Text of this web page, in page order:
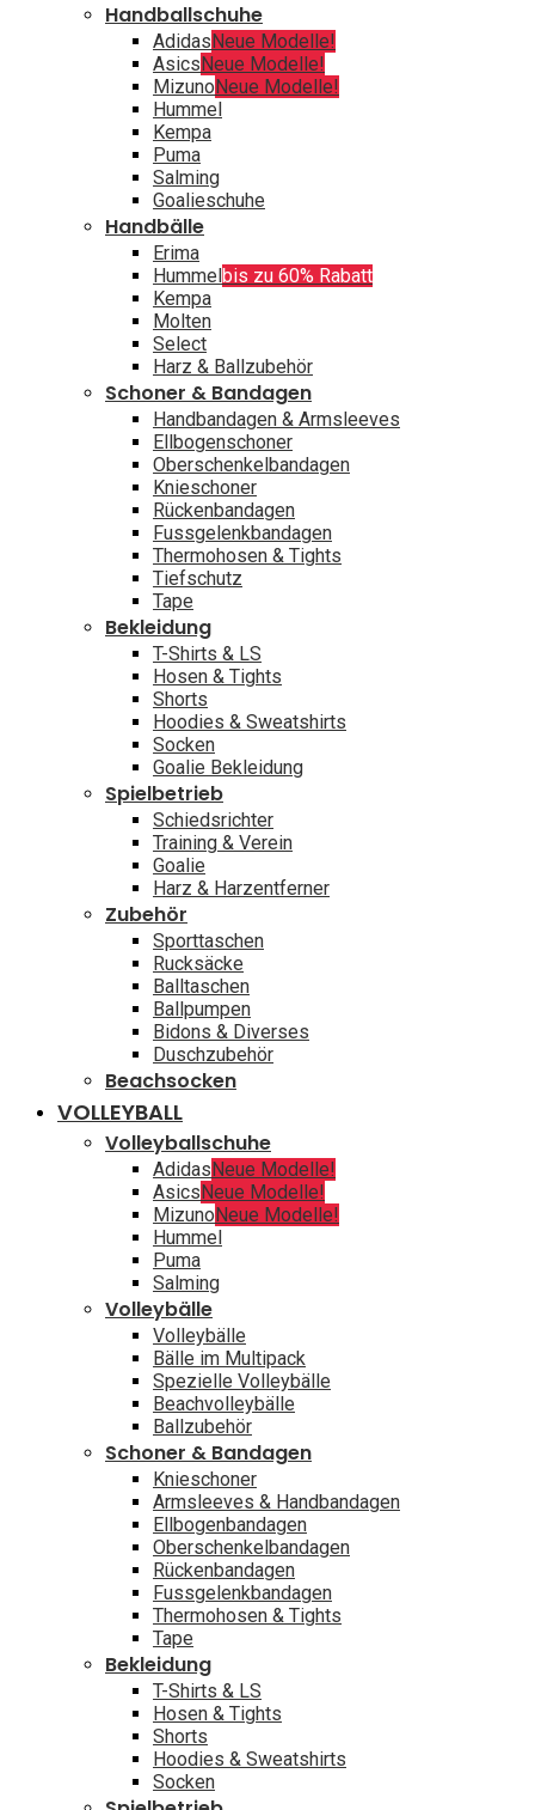
Handballschuhe
AdidasNeue Modelle!
AsicsNeue Modelle!
MizunoNeue Modelle!
Hummel
Kempa
Puma
Salming
Goalieschuhe
Handbälle
Erima
Hummelbis zu 60% Rabatt
Kempa
Molten
Select
Harz & Ballzubehör
Schoner & Bandagen
Handbandagen & Armsleeves
Ellbogenschoner
Oberschenkelbandagen
Knieschoner
Rückenbandagen
Fussgelenkbandagen
Thermohosen & Tights
Tiefschutz
Tape
Bekleidung
T-Shirts & LS
Hosen & Tights
Shorts
Hoodies & Sweatshirts
Socken
Goalie Bekleidung
Spielbetrieb
Schiedsrichter
Training & Verein
Goalie
Harz & Harzentferner
Zubehör
Sporttaschen
Rucksäcke
Balltaschen
Ballpumpen
Bidons & Diverses
Duschzubehör
Beachsocken
VOLLEYBALL
Volleyballschuhe
AdidasNeue Modelle!
AsicsNeue Modelle!
MizunoNeue Modelle!
Hummel
Puma
Salming
Volleybälle
Volleybälle
Bälle im Multipack
Spezielle Volleybälle
Beachvolleybälle
Ballzubehör
Schoner & Bandagen
Knieschoner
Armsleeves & Handbandagen
Ellbogenbandagen
Oberschenkelbandagen
Rückenbandagen
Fussgelenkbandagen
Thermohosen & Tights
Tape
Bekleidung
T-Shirts & LS
Hosen & Tights
Shorts
Hoodies & Sweatshirts
Socken